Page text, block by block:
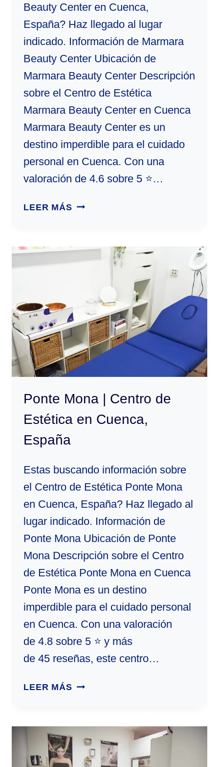
Beauty Center en Cuenca,
España? Haz llegado al lugar
indicado. Información de Marmara
Beauty Center Ubicación de
Marmara Beauty Center Descripción
sobre el Centro de Estética
Marmara Beauty Center en Cuenca
Marmara Beauty Center es un
destino imperdible para el cuidado
personal en Cuenca. Con una
valoración de 4.6 sobre 5 ⭐…
LEER MÁS MARMARA
CENTRO
ESTÉTICA
CUENCA,
ESPAÑA
Ponte Mona | Centro de
Estética en Cuenca,
España
Estas buscando información sobre
el Centro de Estética Ponte Mona
en Cuenca, España? Haz llegado al
lugar indicado. Información de
Ponte Mona Ubicación de Ponte
Mona Descripción sobre el Centro
de Estética Ponte Mona en Cuenca
Ponte Mona es un destino
imperdible para el cuidado personal
en Cuenca. Con una valoración
de 4.8 sobre 5 ⭐ y más
de 45 reseñas, este centro…
LEER MÁS PONTE
CENTRO
DE
ESTÉTICA